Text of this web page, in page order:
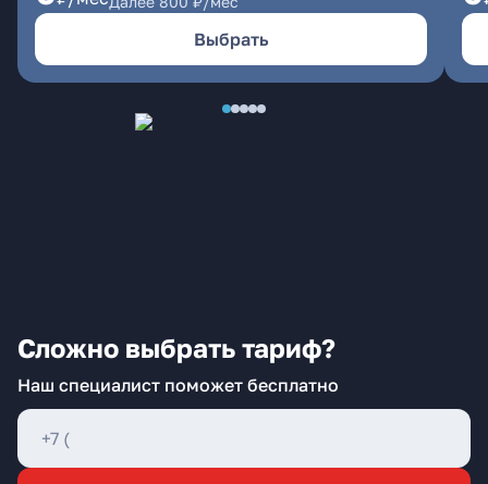
Выбрать
Сложно выбрать тариф?
Наш специалист поможет бесплатно